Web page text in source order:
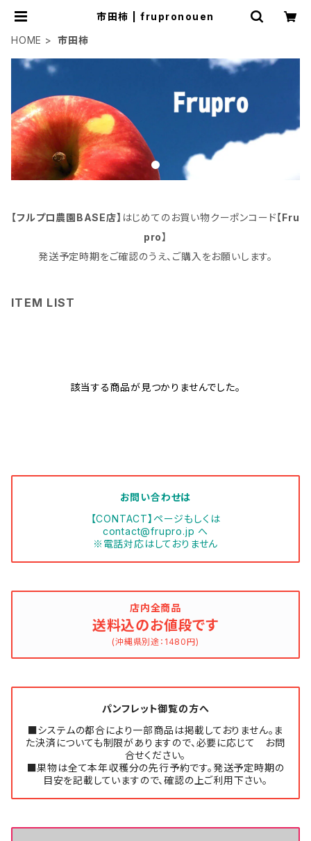
市田柿 | frupronouen
HOME
市田柿
【フルプロ農園BASE店】 はじめてのお買い物クーポンコード【Fru
pro】
発送予定時期をご確認のうえ、ご購入をお願いします。
ITEM LIST
該当する商品が見つかりませんでした。
お問い合わせは
【CONTACT】ページもしくは
contact@frupro.jp へ
※電話対応はしておりません
店内全商品
送料込のお値段です
(沖縄県別途：1480円)
パンフレット御覧の方へ
■システムの都合により一部商品は掲載しておりません。ま
た決済についても制限がありますので、必要に応じて お問
合せください。
■果物は全て本年収穫分の先行予約です。発送予定時期の
目安を記載していますので、確認の上ご利用下さい。